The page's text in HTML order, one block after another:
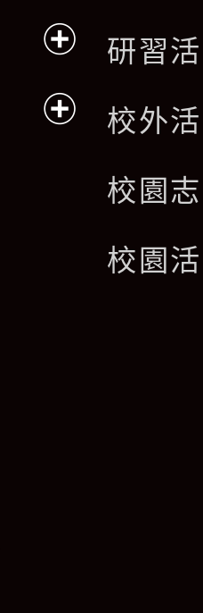
開
研習
校外
校園
校園